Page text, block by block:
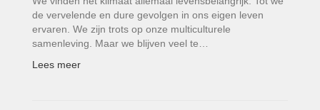
de vervelende en dure gevolgen in ons eigen leven
ervaren. We zijn trots op onze multiculturele
samenleving. Maar we blijven veel te…
Lees meer